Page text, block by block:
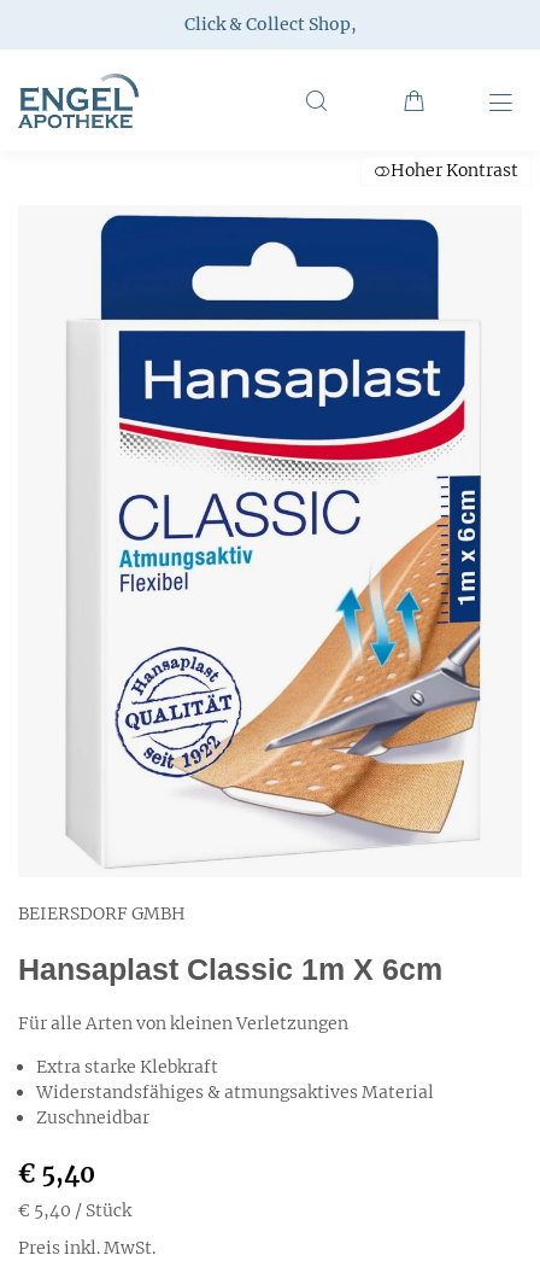
Click & Collect Shop,
Hoher Kontrast
BEIERSDORF GMBH
Hansaplast Classic 1m X 6cm
Für alle Arten von kleinen Verletzungen
Extra starke Klebkraft
Widerstandsfähiges & atmungsaktives Material
Zuschneidbar
€ 5,40
€ 5,40 / Stück
Preis inkl. MwSt.